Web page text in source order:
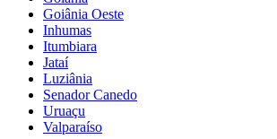
Goiânia Oeste
Inhumas
Itumbiara
Jataí
Luziânia
Senador Canedo
Uruaçu
Valparaíso